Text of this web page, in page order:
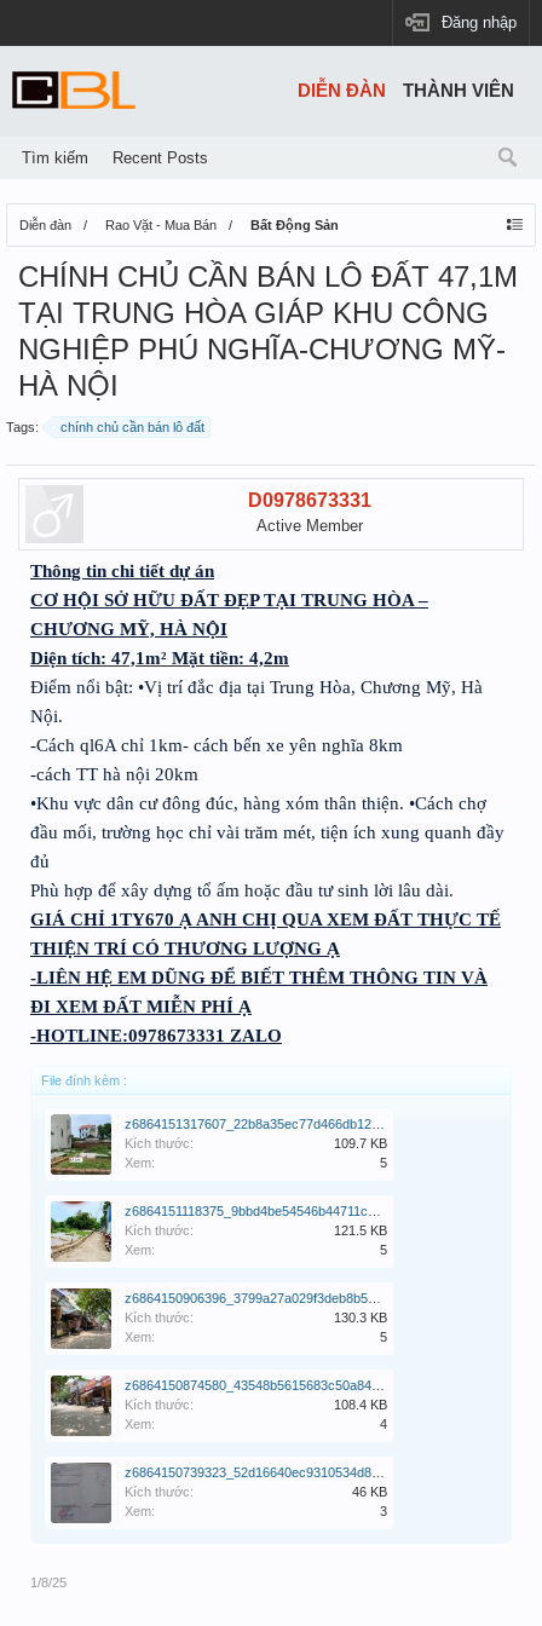
Đăng nhập
Diễn đàn Rao Vặt - Mua Bán Bất Động Sản
CHÍNH CHỦ CẦN BÁN LÔ ĐẤT 47,1M
TẠI TRUNG HÒA GIÁP KHU CÔNG
NGHIỆP PHÚ NGHĨA-CHƯƠNG MỸ-
HÀ NỘI
Tags: chính chủ cần bán lô đất
D0978673331
Active Member
Thông tin chi tiết dự án
CƠ HỘI SỞ HỮU ĐẤT ĐẸP TẠI TRUNG HÒA –
CHƯƠNG MỸ, HÀ NỘI
Diện tích: 47,1m² Mặt tiền: 4,2m
Điểm nổi bật: •Vị trí đắc địa tại Trung Hòa, Chương Mỹ, Hà
Nội.
-Cách ql6A chỉ 1km- cách bến xe yên nghĩa 8km
-cách TT hà nội 20km
•Khu vực dân cư đông đúc, hàng xóm thân thiện. •Cách chợ
đầu mối, trường học chỉ vài trăm mét, tiện ích xung quanh đầy
đủ
Phù hợp để xây dựng tổ ấm hoặc đầu tư sinh lời lâu dài.
GIÁ CHỈ 1TY670 Ạ ANH CHỊ QUA XEM ĐẤT THỰC TẾ
THIỆN TRÍ CÓ THƯƠNG LƯỢNG Ạ
-LIÊN HỆ EM DŨNG ĐỂ BIẾT THÊM THÔNG TIN VÀ
ĐI XEM ĐẤT MIỄN PHÍ Ạ
-HOTLINE:0978673331 ZALO
File đính kèm :
Kích thước:
109.7 KB
Xem:
5
Kích thước:
121.5 KB
Xem:
5
Kích thước:
130.3 KB
Xem:
5
Kích thước:
108.4 KB
Xem:
4
Kích thước:
46 KB
Xem:
3
1/8/25
DIỄN ĐÀN
Tìm kiếm Recent Posts
THÀNH VIÊN